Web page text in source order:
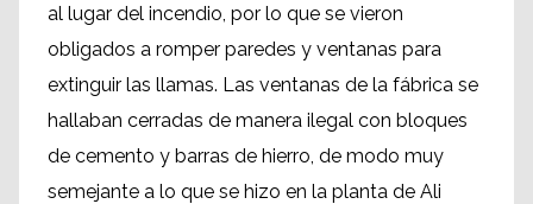
al lugar del incendio, por lo que se vieron
obligados a romper paredes y ventanas para
extinguir las llamas. Las ventanas de la fábrica se
hallaban cerradas de manera ilegal con bloques
de cemento y barras de hierro, de modo muy
semejante a lo que se hizo en la planta de Ali